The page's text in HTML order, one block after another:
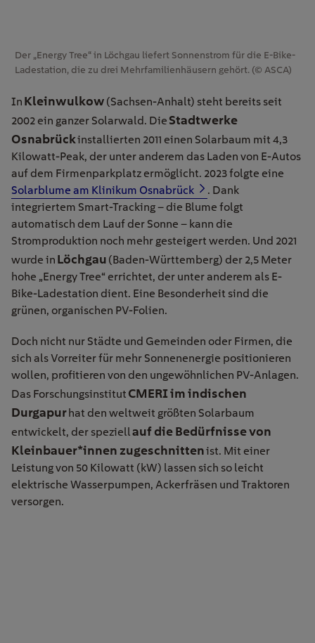
Der „Energy Tree“ in Löchgau liefert Sonnenstrom für die E-Bike-
Ladestation, die zu drei Mehrfamilienhäusern gehört. (© ASCA)
In Kleinwulkow (Sachsen-Anhalt) steht bereits seit
2002 ein ganzer Solarwald. Die Stadtwerke
Osnabrückinstallierten 2011 einen Solarbaum mit 4,3
Kilowatt-Peak, der unter anderem das Laden von E-Autos
auf dem Firmenparkplatz ermöglicht. 2023 folgte eine
Solarblume am Klinikum Osnabrück
. Dank
integriertem Smart-Tracking – die Blume folgt
automatisch dem Lauf der Sonne – kann die
Stromproduktion noch mehr gesteigert werden. Und 2021
wurde in Löchgau (Baden-Württemberg) der 2,5 Meter
hohe „Energy Tree“ errichtet, der unter anderem als E-
Bike-Ladestation dient. Eine Besonderheit sind die
grünen, organischen PV-Folien.
Doch nicht nur Städte und Gemeinden oder Firmen, die
sich als Vorreiter für mehr Sonnenenergie positionieren
wollen, profitieren von den ungewöhnlichen PV-Anlagen.
Das Forschungsinstitut CMERI im indischen
Durgapur hat den weltweit größten Solarbaum
entwickelt, der speziellauf die Bedürfnisse von
Kleinbauer*innen zugeschnittenist. Mit einer
Leistung von 50 Kilowatt (kW) lassen sich so leicht
elektrische Wasserpumpen, Ackerfräsen und Traktoren
versorgen.